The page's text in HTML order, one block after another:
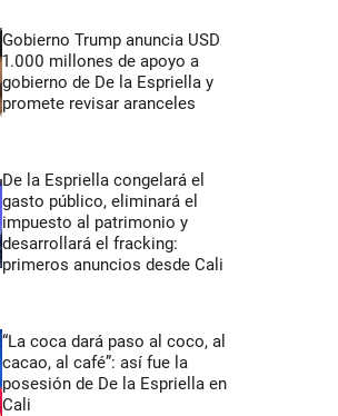
Gobierno Trump anuncia USD
1.000 millones de apoyo a
gobierno de De la Espriella y
promete revisar aranceles
De la Espriella congelará el
gasto público, eliminará el
impuesto al patrimonio y
desarrollará el fracking:
primeros anuncios desde Cali
“La coca dará paso al coco, al
cacao, al café”: así fue la
posesión de De la Espriella en
Cali